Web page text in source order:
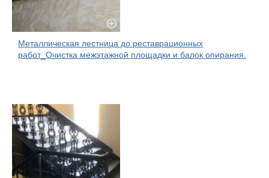
Металлическая лестница до реставрационных
работ_Очистка межэтажной площадки и балок опирания.